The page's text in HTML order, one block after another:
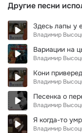
Другие песни
Здесь лапы у
Владимир
Вариации на
Владимир
Кони
Владимир
Песенка о
Владимир
Я когда-то
Владимир